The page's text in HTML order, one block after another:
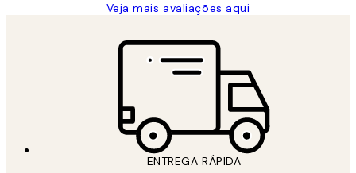
Veja mais avaliações aqui
ENTREGA RÁPIDA